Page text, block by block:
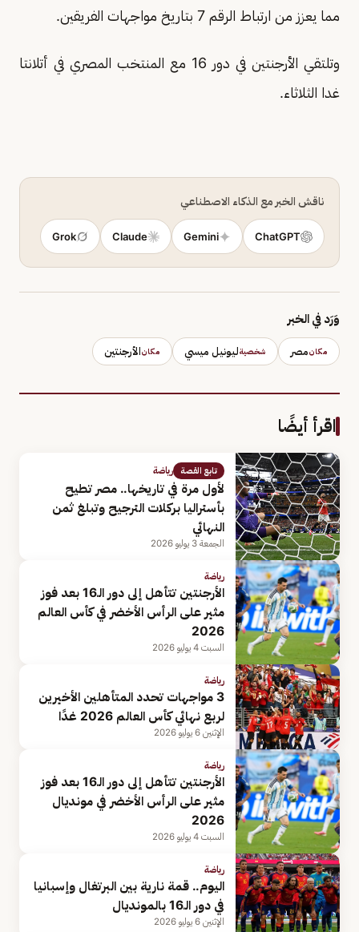
مما يعزز من ارتباط الرقم 7 بتاريخ مواجهات الفريقين.
وتلتقي الأرجنتين في دور 16 مع المنتخب المصري في أتلانتا
غدا الثلاثاء.
ناقش الخبر مع الذكاء الاصطناعي
ChatGPT
Gemini
Claude
Grok
وَرَد في الخبر
مكانمصر شخصيةليونيل ميسي مكانالأرجنتين
اقرأ أيضًا
تابع القصة رياضة
لأول مرة في تاريخها.. مصر تطيح
بأستراليا بركلات الترجيح وتبلغ ثمن
النهائي
الجمعة 3 يوليو 2026
رياضة
الأرجنتين تتأهل إلى دور الـ16 بعد فوز
مثير على الرأس الأخضر في كأس العالم
2026
السبت 4 يوليو 2026
رياضة
3 مواجهات تحدد المتأهلين الأخيرين
لربع نهائي كأس العالم 2026 غدًا
الإثنين 6 يوليو 2026
رياضة
الأرجنتين تتأهل إلى دور الـ16 بعد فوز
مثير على الرأس الأخضر في مونديال
2026
السبت 4 يوليو 2026
رياضة
اليوم.. قمة نارية بين البرتغال وإسبانيا
في دور الـ16 بالمونديال
الإثنين 6 يوليو 2026